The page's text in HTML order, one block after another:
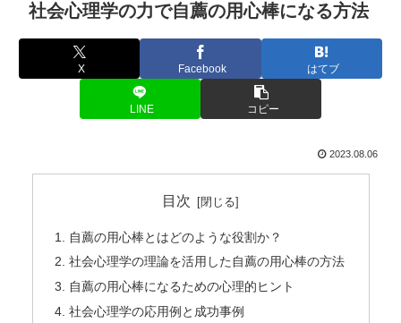
社会心理学の力で自薦の用心棒になる方法
X Facebook はてブ
LINE コピー
2023.08.06
目次
自薦の用心棒とはどのような役割か？
社会心理学の理論を活用した自薦の用心棒の方法
自薦の用心棒になるための心理的ヒント
社会心理学の応用例と成功事例